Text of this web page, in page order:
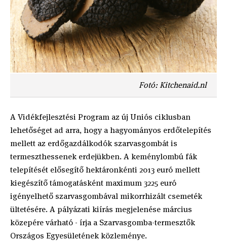
Fotó: Kitchenaid.nl
A Vidékfejlesztési Program az új Uniós ciklusban
lehetőséget ad arra, hogy a hagyományos erdőtelepítés
mellett az erdőgazdálkodók szarvasgombát is
termeszthessenek erdejükben. A keménylombú fák
telepítését elősegítő hektáronkénti 2013 euró mellett
kiegészítő támogatásként maximum 3225 euró
igényelhető szarvasgombával mikorrhizált csemeték
ültetésére. A pályázati kiírás megjelenése március
közepére várható - írja a Szarvasgomba-termesztők
Országos Egyesületének közleménye.